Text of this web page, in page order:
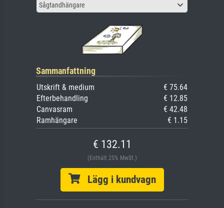
Sågtandhängare
Sammanfattning
Utskrift & medium
€ 75.64
Efterbehandling
€ 12.85
Canvasram
€ 42.48
Ramhängare
€ 1.15
€ 132.11
(Enthält 25% MwSt.)
Lägg i kundvagn